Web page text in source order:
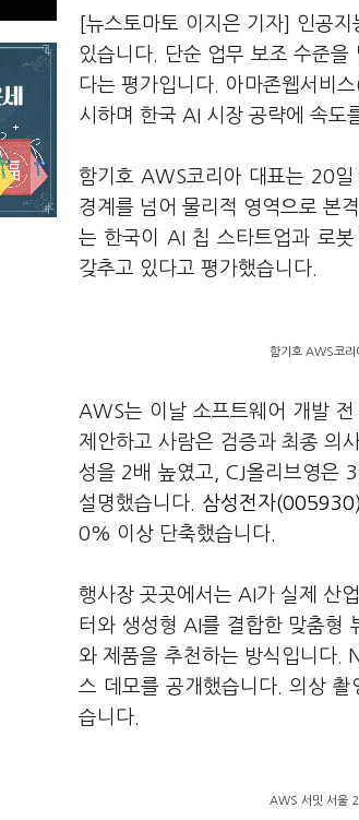
[뉴스토마토 이지은 기자] 인공
있습니다. 단순 업무 보조 수준
다는 평가입니다. 아마존웹서비
시하며 한국 AI 시장 공략에 속도
함기호 AWS코리아 대표는 20
경계를 넘어 물리적 영역으로 본
는 한국이 AI 칩 스타트업과 로봇
갖추고 있다고 평가했습니다.
함기호 AWS코리
AWS는 이날 소프트웨어 개발
제안하고 사람은 검증과 최종 의
성을 2배 높였고, CJ올리브영은
설명했습니다. 삼성전자(005930)
0% 이상 단축했습니다.
행사장 곳곳에서는 AI가 실제 산
터와 생성형 AI를 결합한 맞춤형
와 제품을 추천하는 방식입니다.
스 데모를 공개했습니다. 의상
습니다.
AWS 서밋 서울